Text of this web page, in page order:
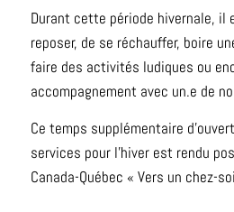
Durant cette période hivernale, il
reposer, de se réchauffer, boire
faire des activités ludiques ou
accompagnement avec un.e de
Ce temps supplémentaire
services pour l’hiver est rendu
Canada-Québec « Vers un chez-